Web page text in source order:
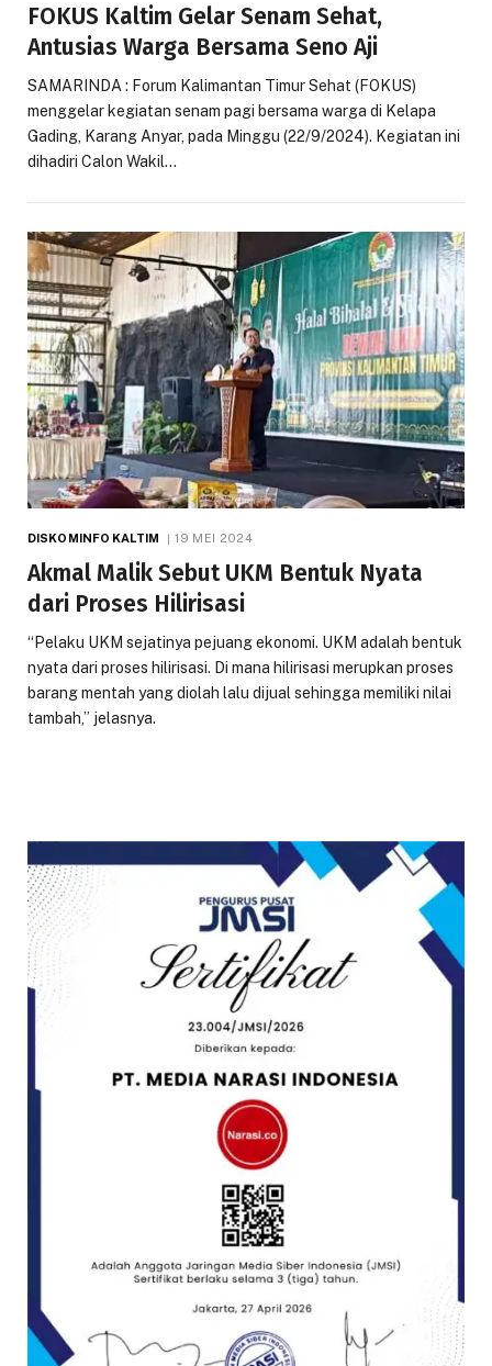
FOKUS Kaltim Gelar Senam Sehat,
Antusias Warga Bersama Seno Aji
SAMARINDA : Forum Kalimantan Timur Sehat (FOKUS)
menggelar kegiatan senam pagi bersama warga di Kelapa
Gading, Karang Anyar, pada Minggu (22/9/2024). Kegiatan ini
dihadiri Calon Wakil…
DISKOMINFO KALTIM 19 MEI 2024
Akmal Malik Sebut UKM Bentuk Nyata
dari Proses Hilirisasi
“Pelaku UKM sejatinya pejuang ekonomi. UKM adalah bentuk
nyata dari proses hilirisasi. Di mana hilirisasi merupkan proses
barang mentah yang diolah lalu dijual sehingga memiliki nilai
tambah,” jelasnya.